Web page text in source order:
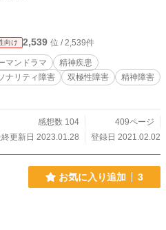
向け 2,539 位 / 2,539件
マンドラマ
精神疾患
ナリティ障害 双極性障害
精神障害
感想数 104
409ページ
更新日 2023.01.28
登録日 2021.02.02
お気に入り追加 3